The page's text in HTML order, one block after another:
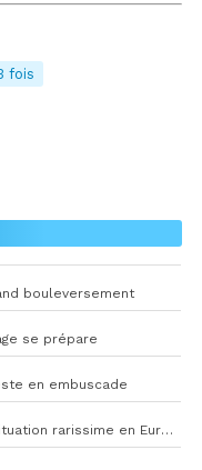
fois
bouleversement
se prépare
en embuscade
Zéro recrue au 7 août, l’OM face à une situation rarissime en Europe